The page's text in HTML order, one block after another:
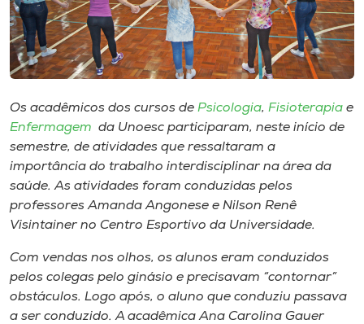
Museu
Unoesc
Selecione
o idioma
Os acadêmicos dos cursos de Psicologia, Fisioterapia e
Enfermagem da Unoesc participaram, neste início de
semestre, de atividades que ressaltaram a
importância do trabalho interdisciplinar na área da
saúde. As atividades foram conduzidas pelos
professores Amanda Angonese e Nilson Renê
Visintainer no Centro Esportivo da Universidade.
Com vendas nos olhos, os alunos eram conduzidos
pelos colegas pelo ginásio e precisavam “contornar”
obstáculos. Logo após, o aluno que conduziu passava
a ser conduzido. A acadêmica Ana Carolina Gauer